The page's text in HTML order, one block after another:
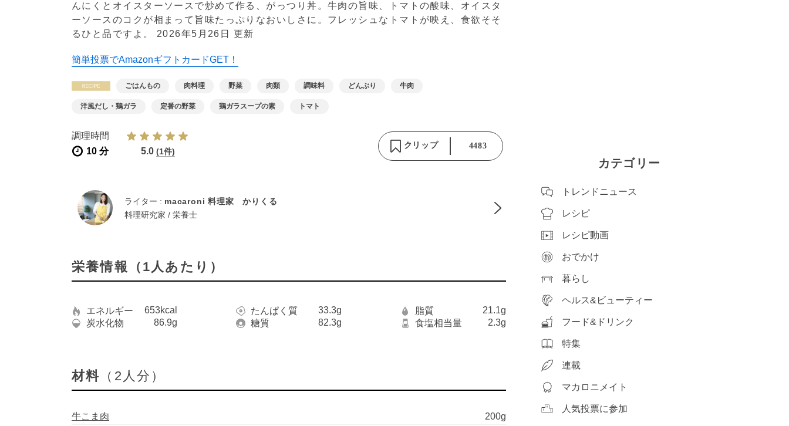
んにくとオイスターソースで炒めて作る、がっつり丼。牛肉の旨味、トマトの酸味、オイスタ
ーソースのコクが相まって旨味たっぷりなおいしさに。フレッシュなトマトが映え、食欲そそ
るひと品ですよ。 2026年5月26日 更新
簡単投票でAmazonギフトカードGET！
ごはんもの 肉料理 野菜 肉類 調味料 どんぶり 牛肉
洋風だし・鶏ガラ 定番の野菜 鶏ガラスープの素 トマト
調理時間
10 分
5.0 (1件)
クリップ 4483
ライター : macaroni 料理家 かりくる
料理研究家 / 栄養士
栄養情報（1人あたり）
エネルギー 653kcal たんぱく質 33.3g 脂質
21.1g
炭水化物
86.9g 糖質 82.3g 食塩相当量 2.3g
材料 （2人分）
牛こま肉
200g
カテゴリー
トレンドニュース
レシピ
レシピ動画
おでかけ
暮らし
ヘルス&ビューティー
フード&ドリンク
特集
連載
マカロニメイト
人気投票に参加